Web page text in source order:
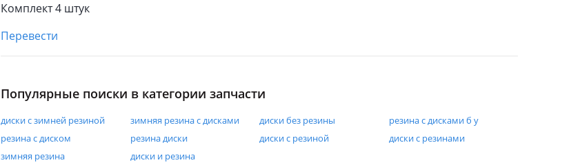
Комплект 4 штук
Перевести
Популярные поиски в категории запчасти
диски с зимней резиной зимняя резина с дисками диски без резины
резина с дисками б у
резина с диском
резина диски диски с резиной
диски с резинами
зимняя резина
диски и резина